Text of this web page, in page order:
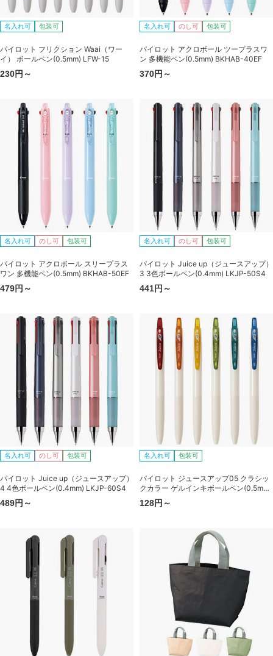
名入れ可 包装可
パイロット フリクション Waai（ワー
イ） ボールペン(0.5mm) LFW-15
230円～
名入れ可 のし可 包装可
パイロット アクロボール ツープラスワ
ン 多機能ペン(0.5mm) BKHAB-40EF
370円～
名入れ可 のし可 包装可
パイロット アクロボール スリープラス
ワン 多機能ペン(0.5mm) BKHAB-50EF
479円～
名入れ可 のし可 包装可
パイロット Juice up（ジュースアップ）
3 3色ボールペン(0.4mm) LKJP-50S4
441円～
名入れ可 のし可 包装可
パイロット Juice up（ジュースアップ）
4 4色ボールペン(0.4mm) LKJP-60S4
489円～
名入れ可 包装可
パイロット ジュースアップ05 クラシッ
クカラー ゲルインキボールペン(0.5mm)
LJU-15
128円～